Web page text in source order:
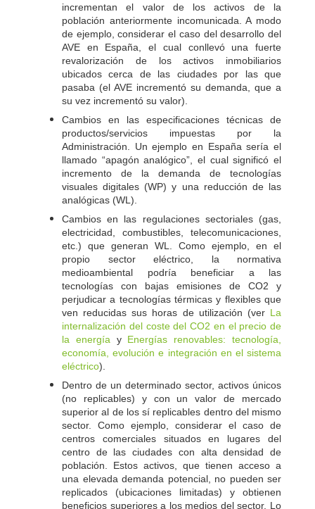
incrementan el valor de los activos de la
población anteriormente incomunicada. A modo
de ejemplo, considerar el caso del desarrollo del
AVE en España, el cual conllevó una fuerte
revalorización de los activos inmobiliarios
ubicados cerca de las ciudades por las que
pasaba (el AVE incrementó su demanda, que a
su vez incrementó su valor).
Cambios en las especificaciones técnicas de
productos/servicios impuestas por la
Administración. Un ejemplo en España sería el
llamado “apagón analógico”, el cual significó el
incremento de la demanda de tecnologías
visuales digitales (WP) y una reducción de las
analógicas (WL).
Cambios en las regulaciones sectoriales (gas,
electricidad, combustibles, telecomunicaciones,
etc.) que generan WL. Como ejemplo, en el
propio sector eléctrico, la normativa
medioambiental podría beneficiar a las
tecnologías con bajas emisiones de CO2 y
perjudicar a tecnologías térmicas y flexibles que
ven reducidas sus horas de utilización (ver La
internalización del coste del CO2 en el precio de
la energía y Energías renovables: tecnología,
economía, evolución e integración en el sistema
eléctrico).
Dentro de un determinado sector, activos únicos
(no replicables) y con un valor de mercado
superior al de los sí replicables dentro del mismo
sector. Como ejemplo, considerar el caso de
centros comerciales situados en lugares del
centro de las ciudades con alta densidad de
población. Estos activos, que tienen acceso a
una elevada demanda potencial, no pueden ser
replicados (ubicaciones limitadas) y obtienen
beneficios superiores a los medios del sector. Lo